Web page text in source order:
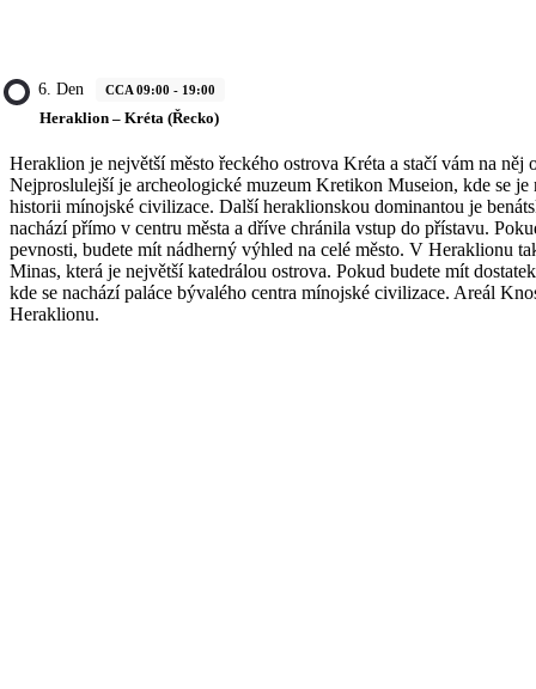
6. Den CCA 09:00 - 19:00
Heraklion – Kréta (Řecko)
Heraklion je největší město řeckého ostrova Kréta a stačí vám na něj
Nejproslulejší je archeologické muzeum Kretikon Museion, kde se
historii mínojské civilizace. Další heraklionskou dominantou je
nachází přímo v centru města a dříve chránila vstup do přístavu.
pevnosti, budete mít nádherný výhled na celé město. V Heraklionu
Minas, která je největší katedrálou ostrova. Pokud budete mít
kde se nachází paláce bývalého centra mínojské civilizace. Areál
Heraklionu.